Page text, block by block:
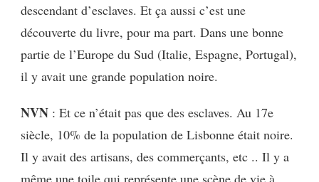
descendant d’esclaves. Et ça aussi c’est une
découverte du livre, pour ma part. Dans une bonne
partie de l’Europe du Sud (Italie, Espagne, Portugal),
il y avait une grande population noire.
NVN : Et ce n’était pas que des esclaves. Au 17e
siècle, 10% de la population de Lisbonne était noire.
Il y avait des artisans, des commerçants, etc .. Il y a
même une toile qui représente une scène de vie à